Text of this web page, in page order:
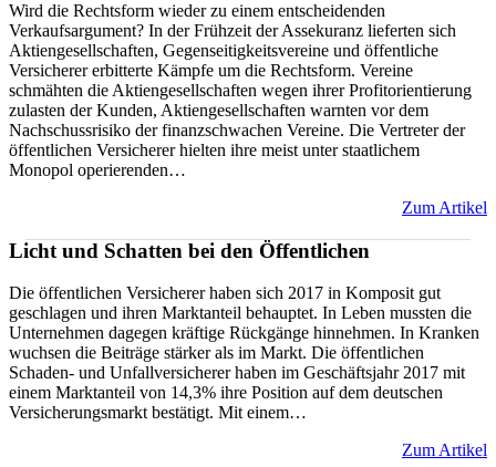
Wird die Rechtsform wieder zu einem entscheidenden
Verkaufsargument? In der Frühzeit der Assekuranz lieferten sich
Aktiengesellschaften, Gegenseitigkeitsvereine und öffentliche
Versicherer erbitterte Kämpfe um die Rechtsform. Vereine
schmähten die Aktiengesellschaften wegen ihrer Profitorientierung
zulasten der Kunden, Aktiengesellschaften warnten vor dem
Nachschussrisiko der finanzschwachen Vereine. Die Vertreter der
öffentlichen Versicherer hielten ihre meist unter staatlichem
Monopol operierenden…
Zum Artikel
Licht und Schatten bei den Öffentlichen
Die öffentlichen Versicherer haben sich 2017 in Komposit gut
geschlagen und ihren Marktanteil behauptet. In Leben mussten die
Unternehmen dagegen kräftige Rückgänge hinnehmen. In Kranken
wuchsen die Beiträge stärker als im Markt. Die öffentlichen
Schaden- und Unfallversicherer haben im Geschäftsjahr 2017 mit
einem Marktanteil von 14,3% ihre Position auf dem deutschen
Versicherungsmarkt bestätigt. Mit einem…
Zum Artikel